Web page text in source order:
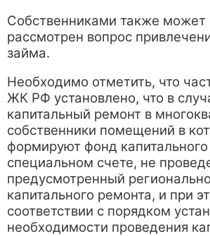
Собственниками также может
рассмотрен вопрос
займа.
Необходимо отметить, что
ЖК РФ установлено, что в
капитальный ремонт в
собственники помещений в
формируют фонд
специальном счете, не
предусмотренный
капитального ремонта, и при
соответствии с порядком
необходимости проведения